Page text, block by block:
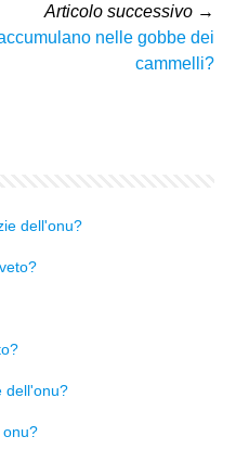
Articolo successivo →
nelle gobbe dei
cammelli?
dell'onu?
dell'onu?
onu?